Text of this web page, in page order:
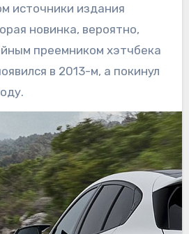
источники издания
новинка, вероятно,
преемником хэтчбека
в 2013-м, а покинул